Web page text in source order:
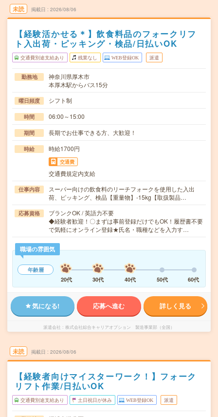
未読 掲載日 2026/08/06
【経験活かせる＊】飲食料品のフォークリフ
ト入出荷・ピッキング・検品/日払いOK
交通費別途支給あり 残業なし WEB登録OK 派遣
勤務地
神奈川県厚木市
本厚木駅からバス15分
曜日頻度 シフト制
時間 06:00～15:00
期間 長期でお仕事できる方、大歓迎！
時給 時給1700円
交通費
交通費規定内支給
仕事内容
スーパー向けの飲食料のリーチフォークを使用した入出
荷、ピッキング、検品【重量物】-15kg【取扱製品…
応募資格
ブランクOK / 英語力不要
◆経験者歓迎！〇まずは事前登録だけでもOK！履歴書不要
で気軽にオンライン登録★氏名・職種などを入力す…
職場の雰囲気
年齢層
20代
30代 40代 50代 60代
気になる! 応募へ進む 詳しく見る
派遣会社 株式会社綜合キャリアオプション 製造事業部（全国）
未読 掲載日 2026/08/06
【経験者向けマイスターワーク！】フォーク
リフト作業/日払いOK
交通費別途支給あり 土日祝日が休み WEB登録OK 派遣